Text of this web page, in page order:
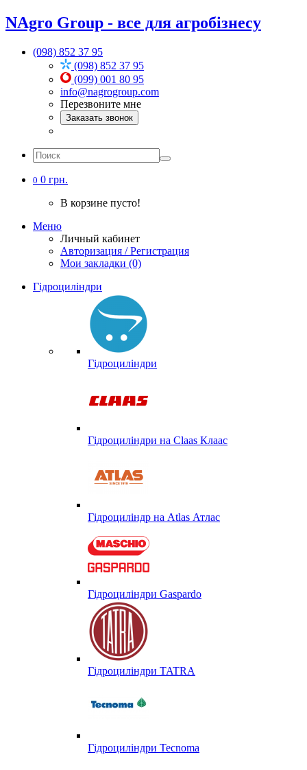
NAgro Group - все для агробізнесу
(098) 852 37 95
(098) 852 37 95
(099) 001 80 95
info@nagrogroup.com
Перезвоните мне
Заказать звонок
0 0 грн.
В корзине пусто!
Меню
Личный кабинет
Авторизация / Регистрация
Мои закладки (0)
Гідроциліндри
Гідроциліндри
Гідроциліндри на Claas Клаас
Гідроциліндр на Atlas Атлас
Гідроциліндри Gaspardo
Гідроциліндри TATRA
Гідроциліндри Tecnoma